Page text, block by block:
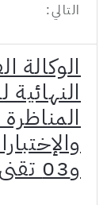
التالي:
الوكالة
و03 تقني أول